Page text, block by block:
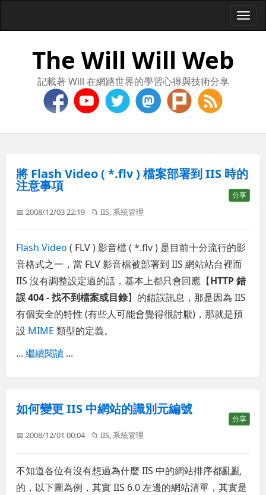
The Will Will Web
記載著 Will 在網路世界的學習心得與技術分享
將 Flash Video ( *.flv ) 檔案部署到 IIS 時的
注意事項
分享
📅 2008/12/03 22:19 📁IIS 系統管理
Flash Video ( FLV ) 影音檔 ( *.flv ) 是目前十分流行的影
音格式之一，當 FLV 影音檔被部署到 IIS 網站站台裡而
IIS 沒有調整設定過的話，基本上都只會回應【HTTP 錯
誤 404 - 找不到檔案或目錄】的錯誤訊息，那是因為 IIS
有個安全的特性 (有些人可能會覺得很討厭)，那就是預
設 MIME 類型的定義。
...繼續閱讀 ...
如何變更 IIS 中網站的識別元編號
分享
📅 2008/12/01 00:04 📁IIS, 系統管理
不知道各位有沒有想過為什麼 IIS 中的網站排序都亂亂
的，以下圖為例，其實 IIS 6.0 左邊的網站清單，其實是